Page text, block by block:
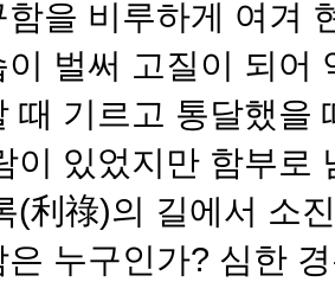
함을 비루하게 여겨
이 벌써 고질이 되어
때 기르고 통달했을
이 있었지만 함부로
(利祿)의 길에서 소
은 누구인가? 심한